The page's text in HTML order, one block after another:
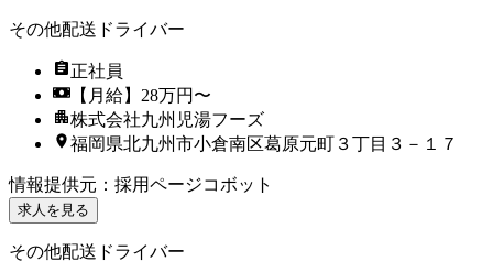
その他配送ドライバー
正社員
【月給】28万円〜
株式会社九州児湯フーズ
福岡県北九州市小倉南区葛原元町３丁目３－１７
情報提供元 ： 採用ページコボット
求人を見る
その他配送ドライバー